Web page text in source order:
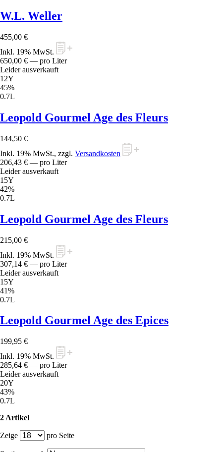
W.L. Weller
455,00 €
Inkl. 19% MwSt.
650,00 € — pro Liter
Leider ausverkauft
12Y
45%
0.7L
Leopold Gourmel Age des Fleurs
144,50 €
Inkl. 19% MwSt., zzgl. Versandkosten
206,43 € — pro Liter
Leider ausverkauft
15Y
42%
0.7L
Leopold Gourmel Age des Fleurs
215,00 €
Inkl. 19% MwSt.
307,14 € — pro Liter
Leider ausverkauft
15Y
41%
0.7L
Leopold Gourmel Age des Epices
199,95 €
Inkl. 19% MwSt.
285,64 € — pro Liter
Leider ausverkauft
20Y
43%
0.7L
2 Artikel
Zeige pro Seite